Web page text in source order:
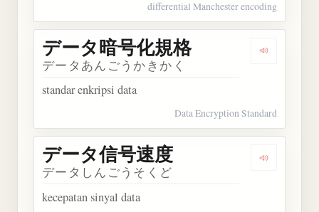
differential Manchester encoding
Dengarkan
データ暗号化規格
データあんごうかきかく
standar enkripsi data
Data Encryption Standard
Dengarkan
データ信号速度
データしんごうそくど
kecepatan sinyal data